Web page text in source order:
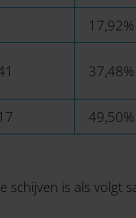
17,92%
37,48%
49,50%
schijven is als volgt